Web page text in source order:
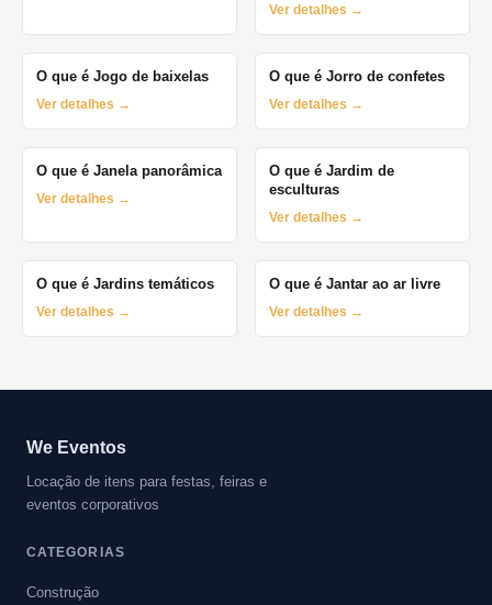
Ver detalhes →
O que é Jogo de baixelas
Ver detalhes →
O que é Jorro de confetes
Ver detalhes →
O que é Janela panorâmica
Ver detalhes →
O que é Jardim de
esculturas
Ver detalhes →
O que é Jardins temáticos
Ver detalhes →
O que é Jantar ao ar livre
Ver detalhes →
We Eventos
Locação de itens para festas, feiras e
eventos corporativos
CATEGORIAS
Construção